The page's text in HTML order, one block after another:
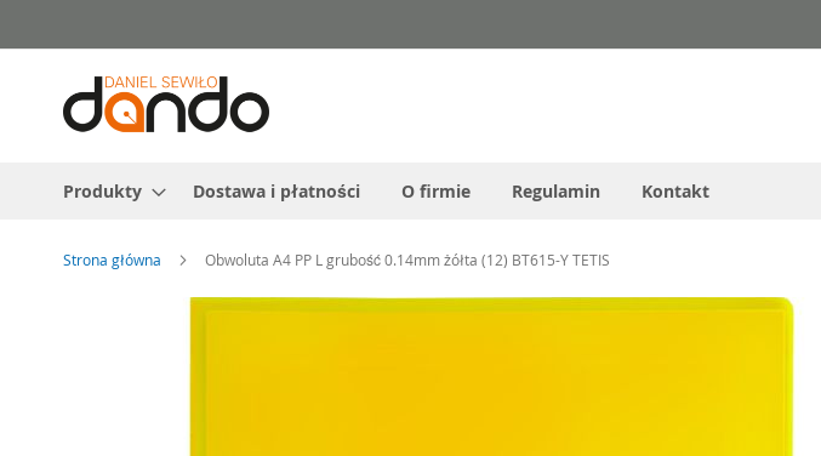
do
treści
Produkty Dostawa i płatności O firmie Regulamin Kontakt
Strona główna Obwoluta A4 PP L grubość 0.14mm żółta (12) BT615-Y TETIS